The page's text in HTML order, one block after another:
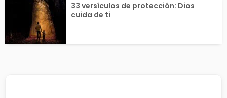
33 versículos de protección: Dios
cuida de ti